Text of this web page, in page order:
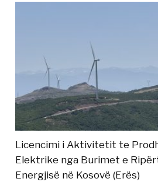
Licencimi i Aktivitetit te
Elektrike nga Burimet e
Energjisë në Kosovë (Erës)